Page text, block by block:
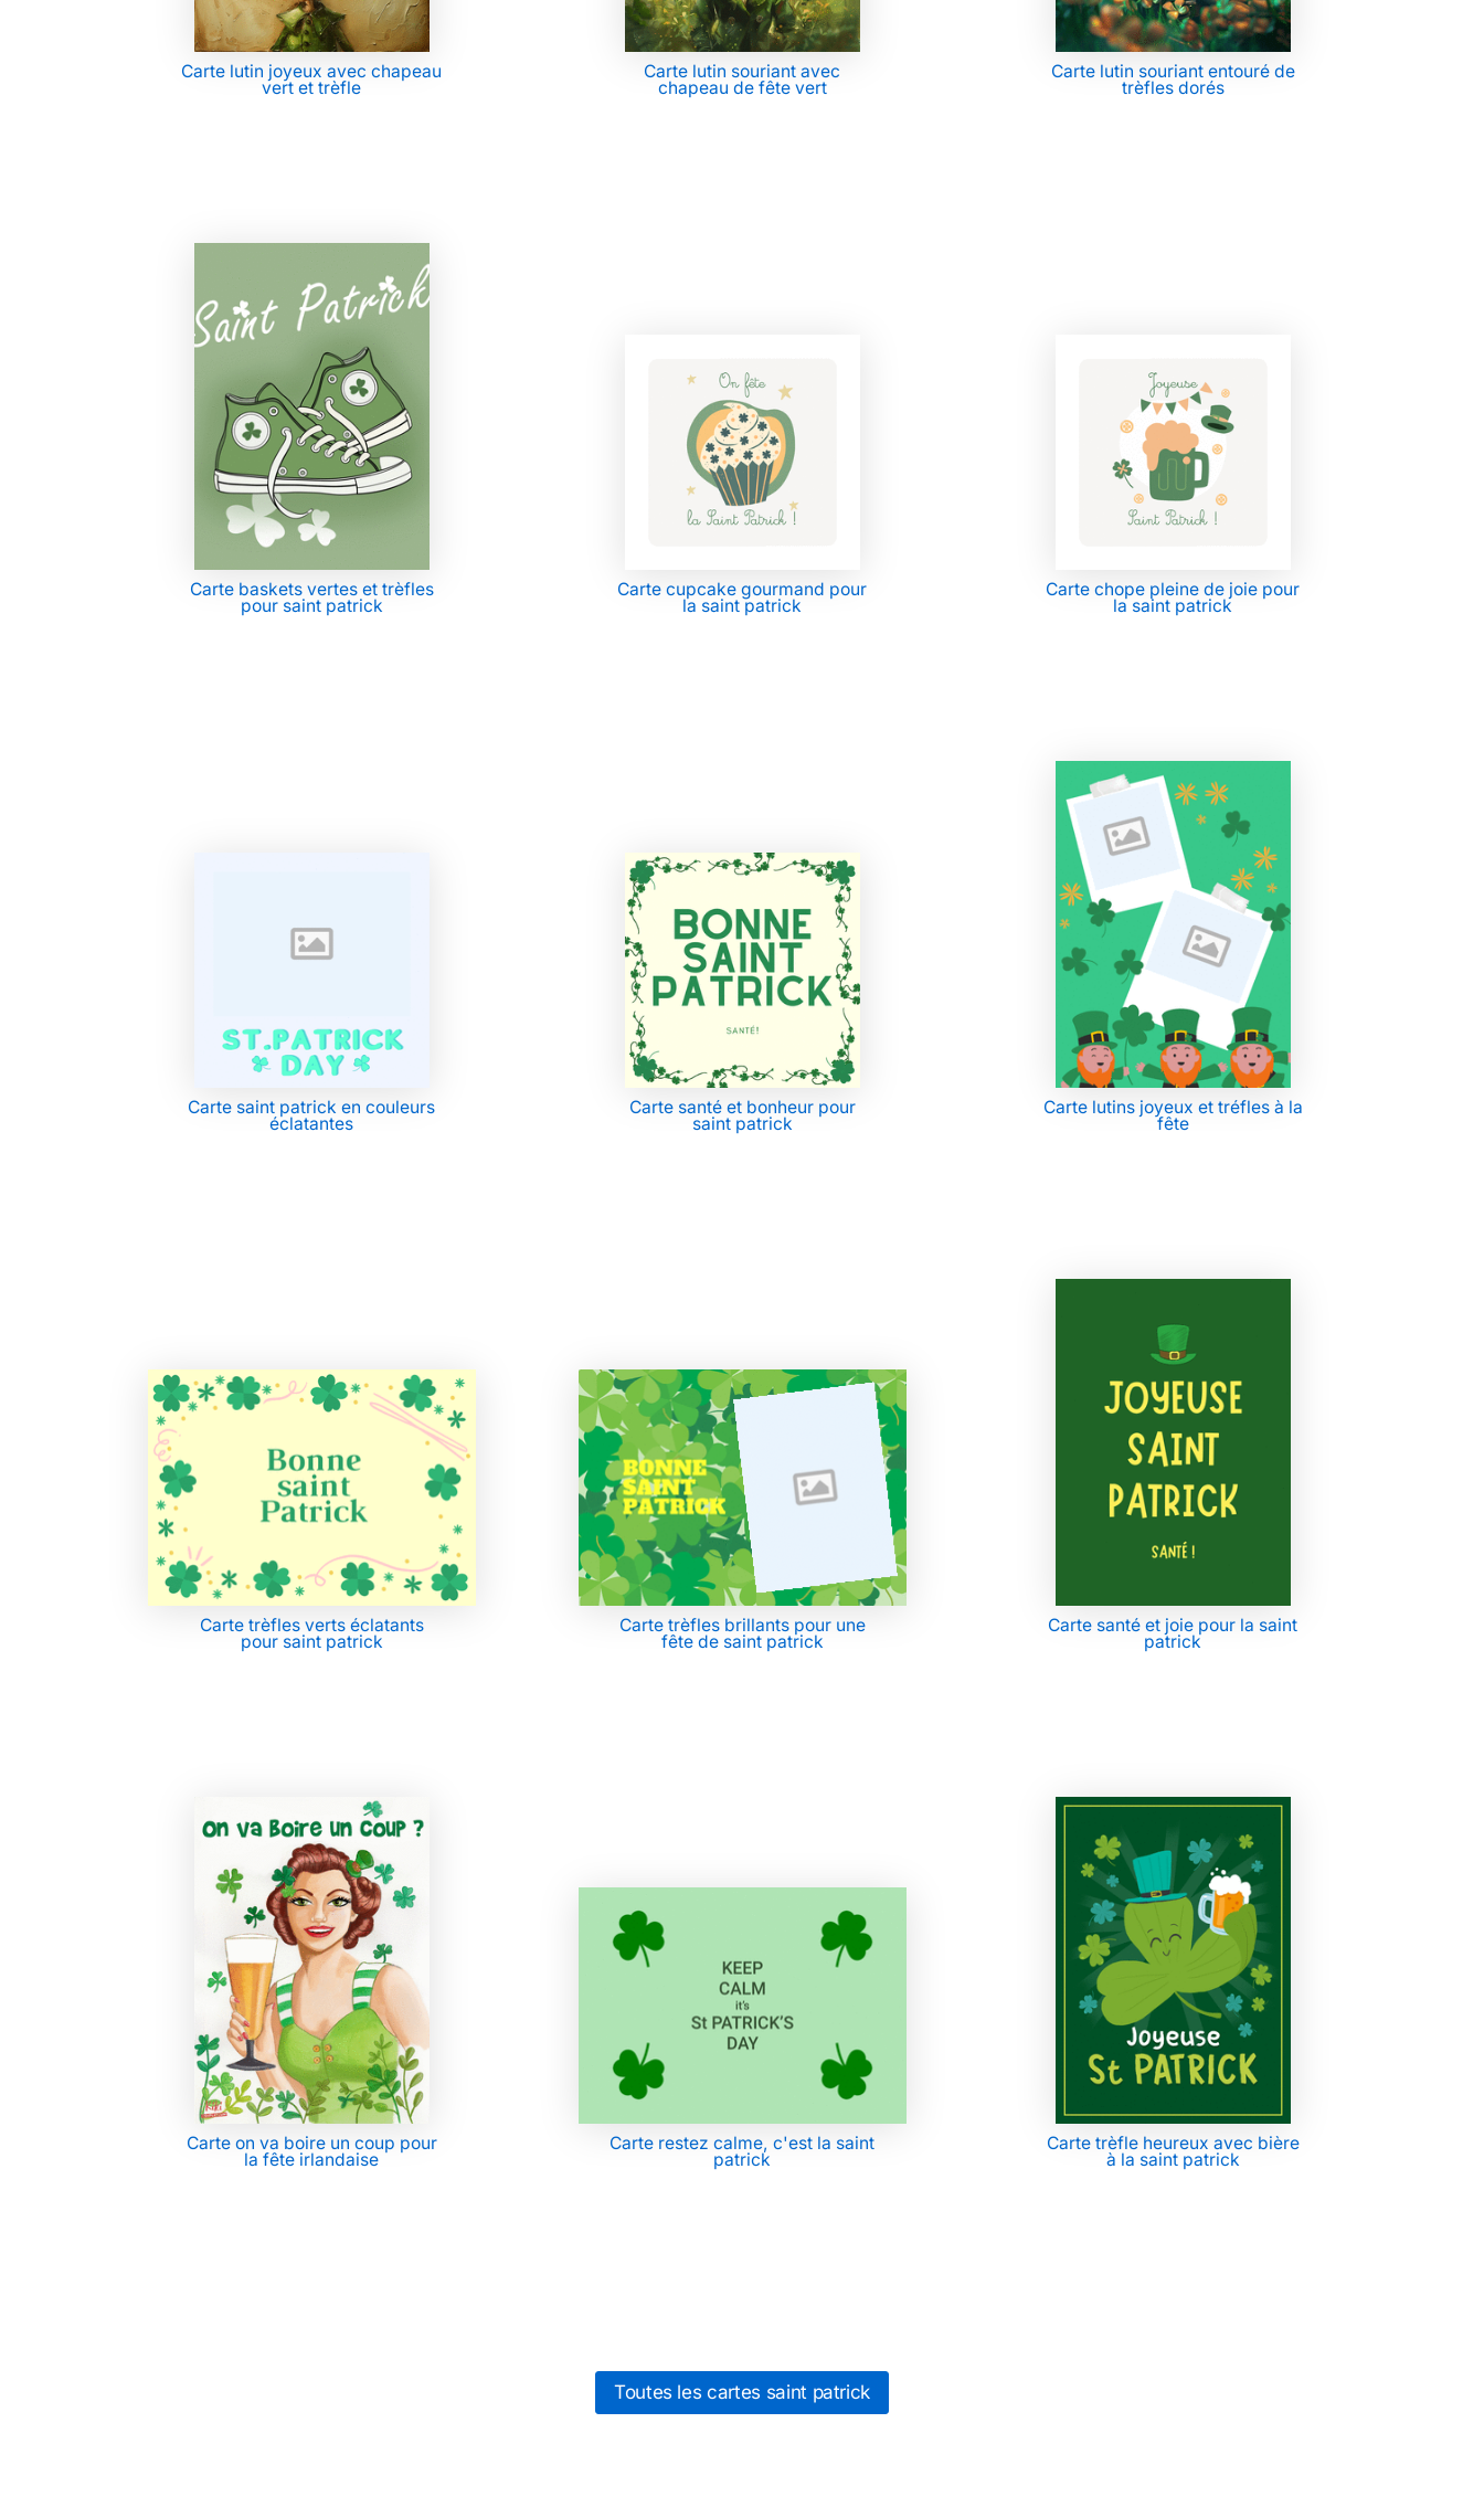
Carte lutin joyeux avec chapeau
vert et trèfle
Carte lutin souriant avec
chapeau de fête vert
Carte lutin souriant entouré de
trèfles dorés
Carte baskets vertes et trèfles
pour saint patrick
Carte cupcake gourmand pour
la saint patrick
Carte chope pleine de joie pour
la saint patrick
Carte saint patrick en couleurs
éclatantes
Carte santé et bonheur pour
saint patrick
Carte lutins joyeux et tréfles à la
fête
Carte trèfles verts éclatants
pour saint patrick
Carte trèfles brillants pour une
fête de saint patrick
Carte santé et joie pour la saint
patrick
Carte on va boire un coup pour
la fête irlandaise
Carte restez calme, c'est la saint
patrick
Carte trèfle heureux avec bière
à la saint patrick
Toutes les cartes saint patrick